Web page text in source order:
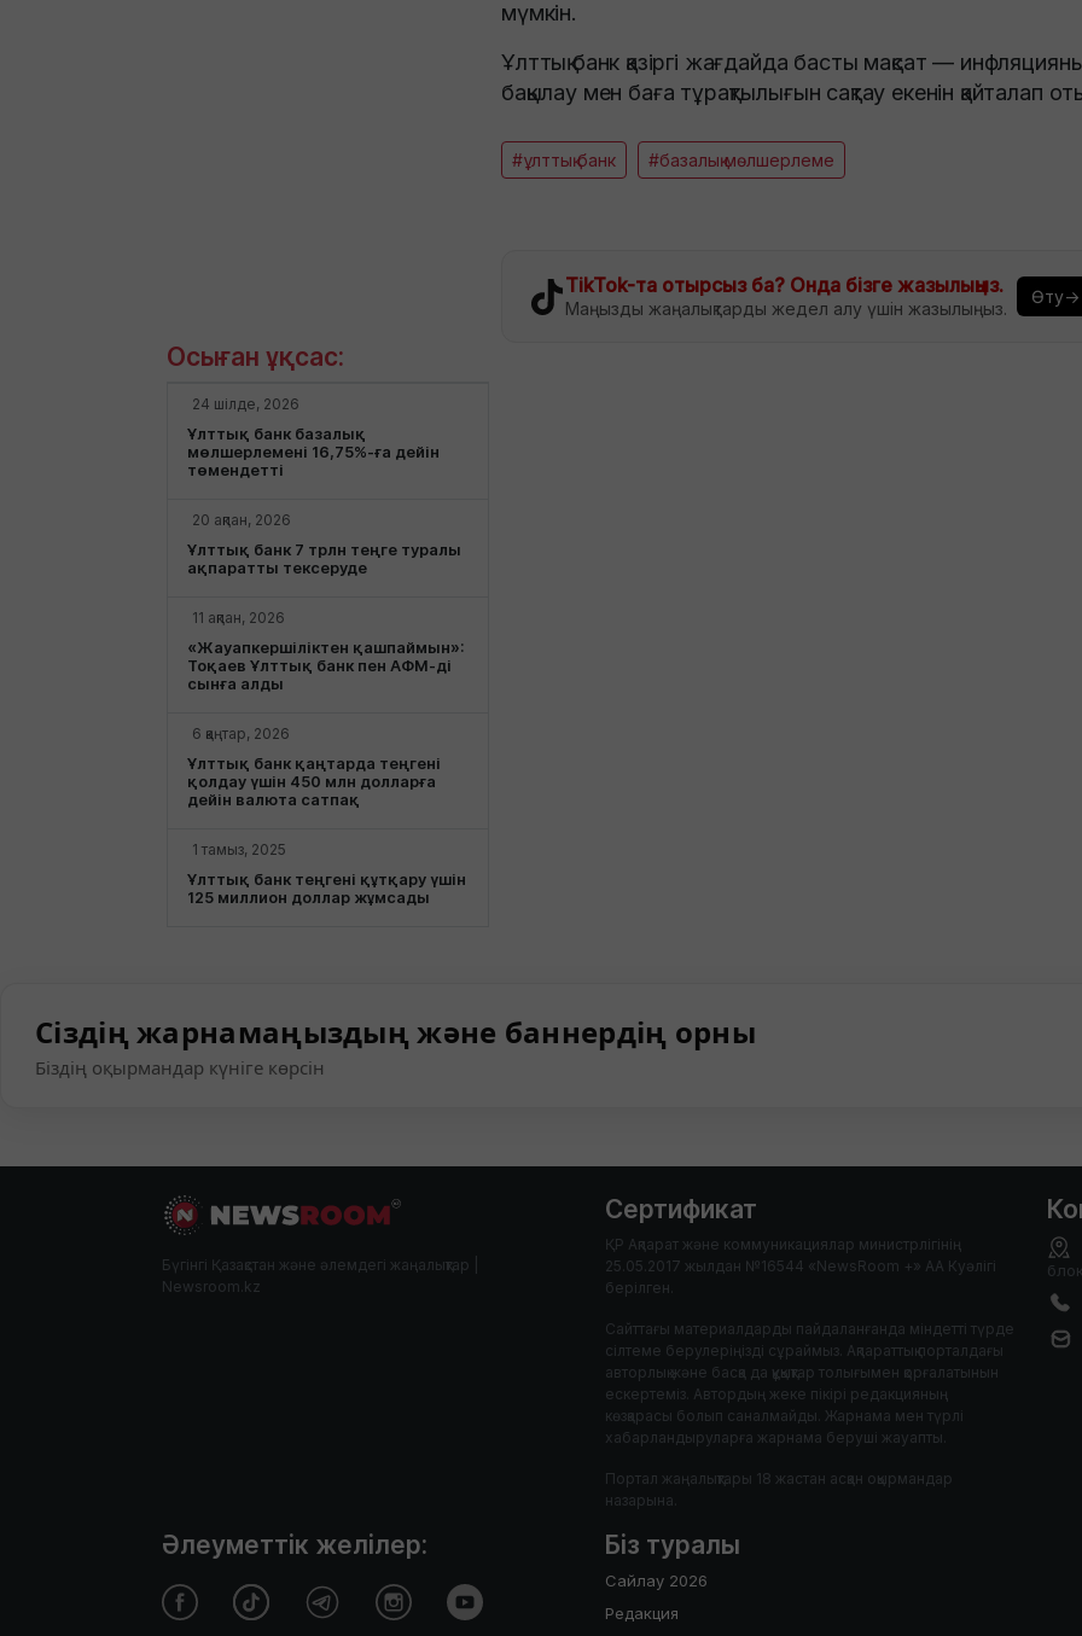
мүмкін.
Ұлттық банк қазіргі жағдайда басты мақсат —
бақылау мен баға тұрақтылығын сақтау екенін қайталап
#ұлттық банк #базалық мөлшерлеме
TikTok-та отырсыз ба? Онда бізге жазылыңыз.
Маңызды жаңалықтарды жедел алу үшін жазылыңыз.
Өту→
Осыған ұқсас:
24 шілде, 2026
Ұлттық банк базалық
мөлшерлемені 16,75%-ға дейін
төмендетті
20 ақпан, 2026
Ұлттық банк 7 трлн теңге туралы
ақпаратты тексеруде
11 ақпан, 2026
«Жауапкершіліктен қашпаймын»:
Тоқаев Ұлттық банк пен АФМ-ді
сынға алды
6 қаңтар, 2026
Ұлттық банк қаңтарда теңгені
қолдау үшін 450 млн долларға
дейін валюта сатпақ
1 тамыз, 2025
Ұлттық банк теңгені құтқару үшін
125 миллион доллар жұмсады
Сіздің жарнамаңыздың және баннердің орны
Біздің оқырмандар күніге көрсін
Бүгінгі Қазақстан және әлемдегі жаңалықтар |
Newsroom.kz
Сертификат
ҚР Ақпарат және коммуникациялар министрлігінің
25.05.2017 жылдан №16544 «NewsRoom +» АА Куәлігі
берілген.
Сайттағы материалдарды пайдаланғанда міндетті түрде
сілтеме берулеріңізді сұраймыз. Ақпараттық порталдағы
авторлық және басқа да құқықтар толығымен қорғалатынын
ескертеміз. Автордың жеке пікірі редакцияның
көзқарасы болып саналмайды. Жарнама мен түрлі
хабарландыруларға жарнама беруші жауапты.
Портал жаңалықтары 18 жастан асқан оқырмандар
назарына.
Біз туралы
Сайлау 2026
Редакция
Әлеуметтік желілер: